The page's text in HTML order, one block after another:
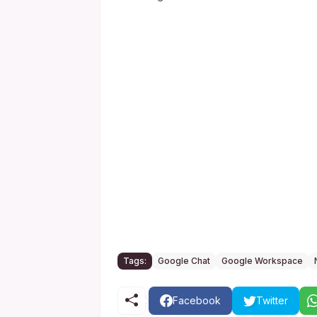
Tags: Google Chat Google Workspace
Facebook Twitter